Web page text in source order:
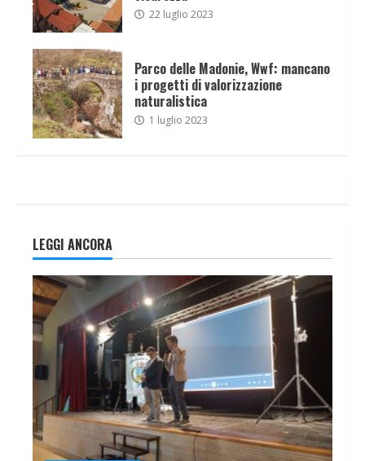
22 luglio 2023
Parco delle Madonie, Wwf: mancano
i progetti di valorizzazione
naturalistica
1 luglio 2023
LEGGI ANCORA